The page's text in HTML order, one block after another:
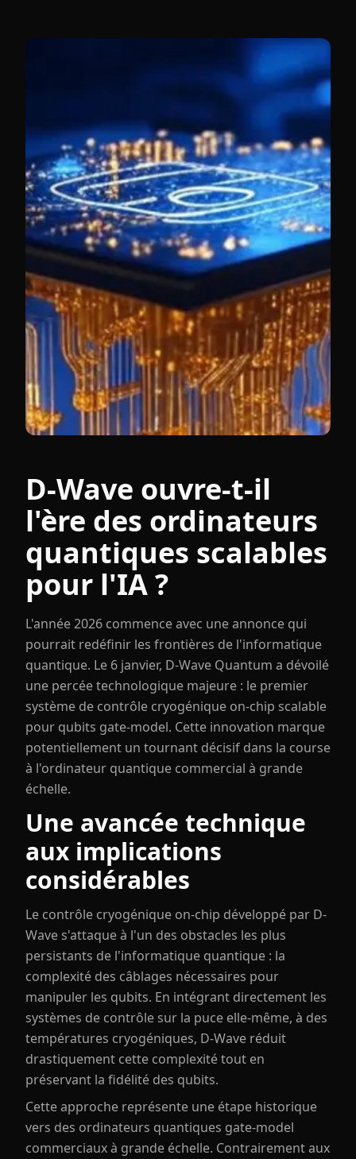
D-Wave ouvre-t-il
l'ère des ordinateurs
quantiques scalables
pour l'IA ?
L'année 2026 commence avec une annonce qui
pourrait redéfinir les frontières de l'informatique
quantique. Le 6 janvier, D-Wave Quantum a dévoilé
une percée technologique majeure : le premier
système de contrôle cryogénique on-chip scalable
pour qubits gate-model. Cette innovation marque
potentiellement un tournant décisif dans la course
à l'ordinateur quantique commercial à grande
échelle.
Une avancée technique
aux implications
considérables
Le contrôle cryogénique on-chip développé par D-
Wave s'attaque à l'un des obstacles les plus
persistants de l'informatique quantique : la
complexité des câblages nécessaires pour
manipuler les qubits. En intégrant directement les
systèmes de contrôle sur la puce elle-même, à des
températures cryogéniques, D-Wave réduit
drastiquement cette complexité tout en
préservant la fidélité des qubits.
Cette approche représente une étape historique
vers des ordinateurs quantiques gate-model
commerciaux à grande échelle. Contrairement aux